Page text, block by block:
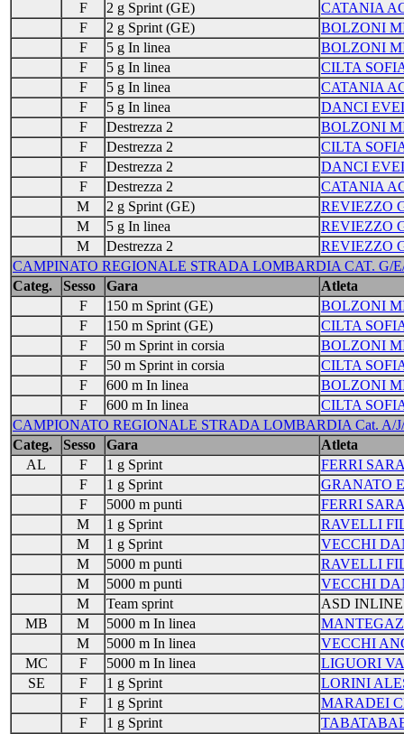
F 2 g Sprint (GE)
CATANIA
F
2 g Sprint (GE)
BOLZONI
F
5 g In linea
BOLZONI
F
5 g In linea
CILTA
F
5 g In linea
CATANIA
F
5 g In linea
DANCI
F
Destrezza 2
BOLZONI
F
Destrezza 2
CILTA
F
Destrezza 2
DANCI
F
Destrezza 2
CATANIA
M
2 g Sprint (GE)
REVIEZZO
M
5 g In linea
REVIEZZO
M
Destrezza 2
REVIEZZO
CAMPINATO REGIONALE STRADA LOMBARDIA CAT. G/
Categ.
Sesso Gara
Atleta
F
150 m Sprint (GE)
BOLZONI
F
150 m Sprint (GE)
CILTA
F
50 m Sprint in corsia
BOLZONI
F
50 m Sprint in corsia
CILTA
F
600 m In linea
BOLZONI
F
600 m In linea
CILTA
CAMPIONATO REGIONALE STRADA LOMBARDIA Cat. A/
Categ.
Sesso Gara
Atleta
AL
F 1 g Sprint
FERRI
F
1 g Sprint
GRANATO
F
5000 m punti
FERRI
M
1 g Sprint
RAVELLI
M
1 g Sprint
VECCHI
M
5000 m punti
RAVELLI
M
5000 m punti
VECCHI
M
Team sprint
ASD INLINE
MB
M 5000 m In linea
M
5000 m In linea
VECCHI
MC
F 5000 m In linea
LIGUORI
SE
F 1 g Sprint
LORINI
F
1 g Sprint
MARADEI
F
1 g Sprint